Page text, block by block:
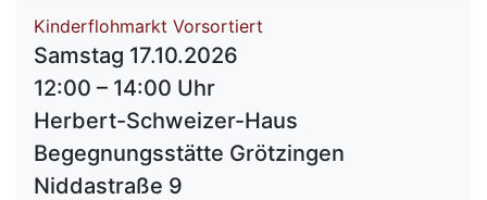
Kinderflohmarkt Vorsortiert
Samstag 17.10.2026
12:00 – 14:00 Uhr
Herbert-Schweizer-Haus
Begegnungsstätte Grötzingen
Niddastraße 9